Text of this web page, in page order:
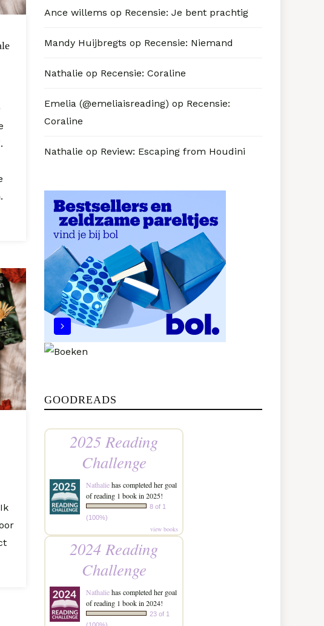
Ance willems op Recensie: Je bent prachtig
Mandy Huijbregts op Recensie: Niemand
Nathalie op Recensie: Coraline
Emelia (@emeliaisreading) op Recensie:
Coraline
Nathalie op Review: Escaping from Houdini
GOODREADS
2025 Reading
Challenge
Nathaliehas completed her goal
of reading 1 book in 2025!
8 of 1
(100%)
view books
2024 Reading
Challenge
Nathaliehas completed her goal
of reading 1 book in 2024!
23 of 1